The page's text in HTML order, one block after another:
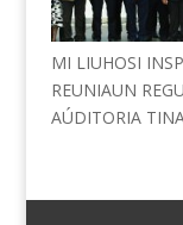
MI LIUHOSI
REUNIAUN
AÚDITORIA